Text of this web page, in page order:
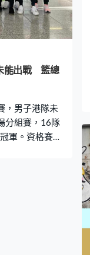
能出戰 籃總
，男子港隊未
分組賽，16隊
軍。資格賽取